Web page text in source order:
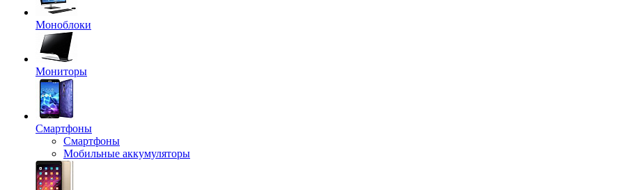
Моноблоки
Мониторы
Смартфоны
Смартфоны
Мобильные аккумуляторы